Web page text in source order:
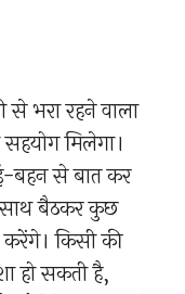
भरा रहने वाला
मिलेगा।
बहन से बात कर
बैठकर कुछ
करेंगे। किसी की
हो सकती है,